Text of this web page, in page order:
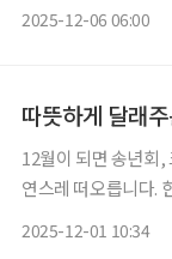
2025-12-06 06:00
따뜻하게 달래
12월이 되면 송년회
연스레 떠오릅니다.
2025-12-01 10:34